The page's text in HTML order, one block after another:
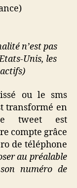
n’est pas
Unis, les
ou le sms
transformé en
tweet est
compte grâce
de téléphone
au préalable
numéro de